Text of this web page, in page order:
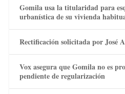
Gomila usa la titularidad para
urbanística de su vivienda
Rectificación solicitada por José
Vox asegura que Gomila no es
pendiente de regularización